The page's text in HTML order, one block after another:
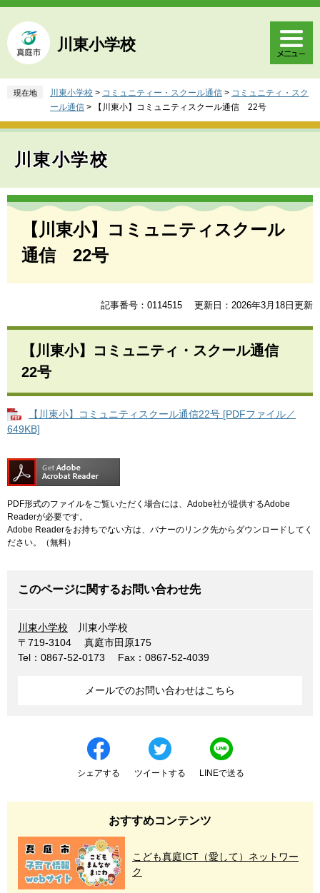
ペ
ジ
の
頭
。
メ
ュ
ー
飛
て
川東小学校
現在地 川東小学校 > コミュニティー・スクール通信 > コミュニティ・スク
ール通信 > 【川東小】コミュニティスクール通信 22号
川東小学校
本
【川東小】コミュニティスクール
通信 22号
記事番号：0114515 更新日：2026年3月18日更新
【川東小】コミュニティ・スクール通信
22号
【川東小】コミュニティスクール通信22号 [PDFファイル／
649KB]
PDF形式のファイルをご覧いただく場合には、Adobe社が提供するAdobe
Readerが必要です。
Adobe Readerをお持ちでない方は、バナーのリンク先からダウンロードしてく
ださい。（無料）
このページに関するお問い合わせ先
川東小学校
川東小学校
〒719-3104
真庭市田原175
Tel：0867-52-0173
Fax：0867-52-4039
メールでのお問い合わせはこちら
シェアする ツイートする LINEで送る
おすすめコンテンツ
こども真庭ICT（愛して）ネットワー
ク